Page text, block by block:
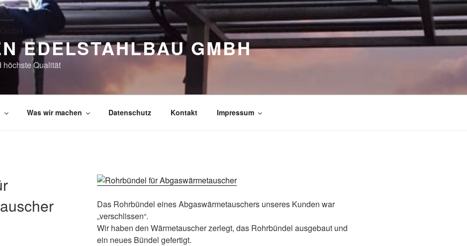
EDELSTAHLBAU GMBH
Qualität
Was wir machen Datenschutz Kontakt Impressum
Das Rohrbündel eines Abgaswärmetauschers unseres Kunden war
„verschlissen“.
Wir haben den Wärmetauscher zerlegt, das Rohrbündel ausgebaut und
ein neues Bündel gefertigt.